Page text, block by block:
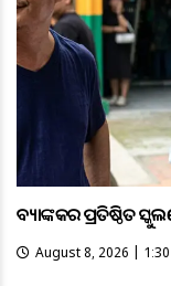
ବ୍ୟାଙ୍କକର ପ୍ରତିଷ୍ଠିତ
August 8, 2026 | 1:30